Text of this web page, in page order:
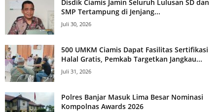
Disdik Ciamis Jamin Seluruh Lulusan SD dan
SMP Tertampung di Jenjang...
Juli 30, 2026
500 UMKM Ciamis Dapat Fasilitas Sertifikasi
Halal Gratis, Pemkab Targetkan Jangkau...
Juli 31, 2026
Polres Banjar Masuk Lima Besar Nominasi
Kompolnas Awards 2026